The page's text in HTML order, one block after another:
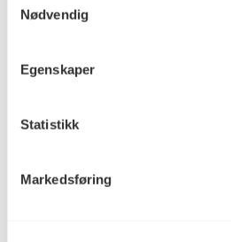
Nødvendig
Egenskaper
Statistikk
Markedsføring
Victoria Terrasse 11
0251 Oslo